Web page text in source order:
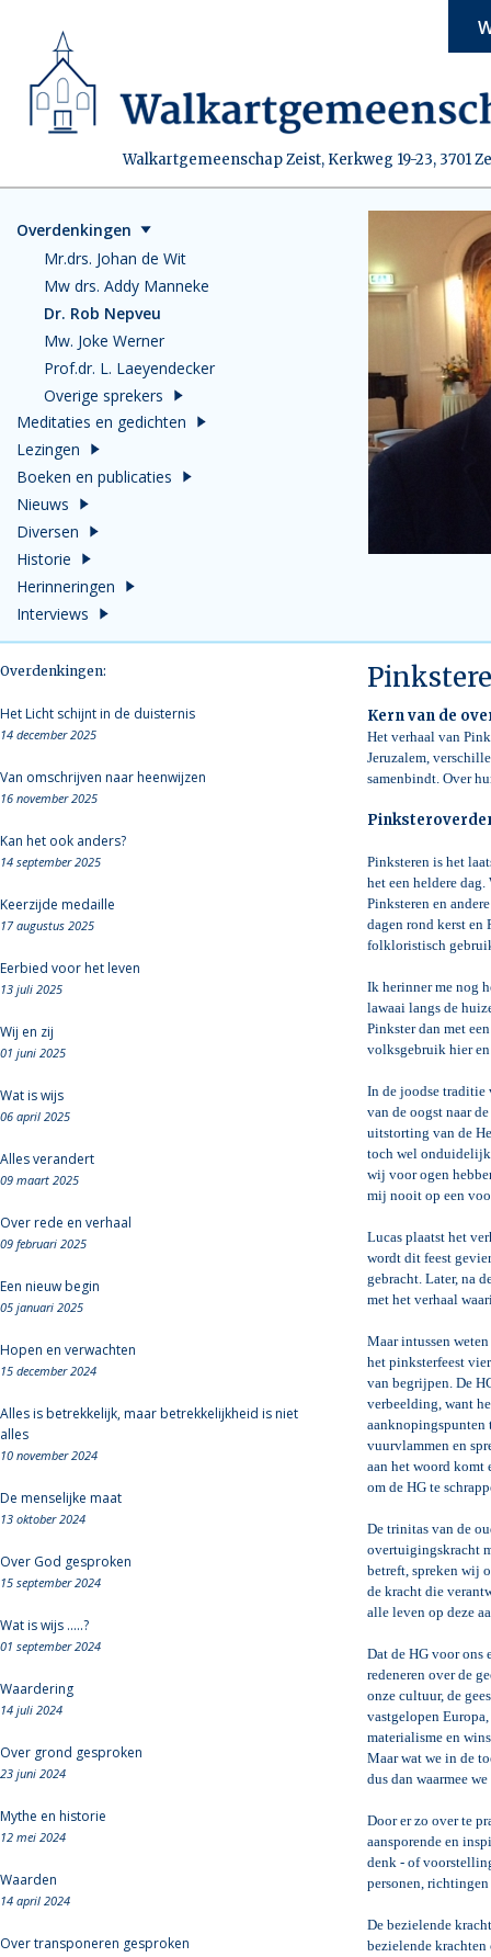
Walkartgemeenschap Zeist, Kerkweg 19-23, 3701
Overdenkingen
Mr.drs. Johan de Wit
Mw drs. Addy Manneke
Dr. Rob Nepveu
Mw. Joke Werner
Prof.dr. L. Laeyendecker
Overige sprekers
Meditaties en gedichten
Lezingen
Boeken en publicaties
Nieuws
Diversen
Historie
Herinneringen
Interviews
Overdenkingen:
Het Licht schijnt in de duisternis
14 december 2025
Van omschrijven naar heenwijzen
16 november 2025
Kan het ook anders?
14 september 2025
Keerzijde medaille
17 augustus 2025
Eerbied voor het leven
13 juli 2025
Wij en zij
01 juni 2025
Wat is wijs
06 april 2025
Alles verandert
09 maart 2025
Over rede en verhaal
09 februari 2025
Een nieuw begin
05 januari 2025
Hopen en verwachten
15 december 2024
Alles is betrekkelijk, maar betrekkelijkheid is niet
alles
10 november 2024
De menselijke maat
13 oktober 2024
Over God gesproken
15 september 2024
Wat is wijs .....?
01 september 2024
Waardering
14 juli 2024
Over grond gesproken
23 juni 2024
Mythe en historie
12 mei 2024
Waarden
14 april 2024
Over transponeren gesproken
Kern van de
Het verhaal van
Jeruzalem,
samenbindt. Over
Pinksteren is het
het een heldere
Pinksteren en
dagen rond kerst en
folkloristisch
Ik herinner me nog
lawaai langs de
Pinkster dan met
volksgebruik hier
In de joodse traditie
van de oogst naar
uitstorting van de
toch wel
wij voor ogen
mij nooit op een
Lucas plaatst het
wordt dit feest
gebracht. Later, na
met het verhaal
Maar intussen
het pinksterfeest
van begrijpen. De
verbeelding, want
aanknopingspunten
vuurvlammen en
aan het woord
om de HG te
De trinitas van de
overtuigingskracht
betreft, spreken wij
de kracht die
alle leven op deze
Dat de HG voor ons
redeneren over de
onze cultuur, de
vastgelopen
materialisme en
Maar wat we in de
dus dan waarmee
Door er zo over te
aansporende en
denk - of
personen,
De bezielende
bezielende